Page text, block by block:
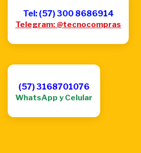
Tel: (57) 300 8686914
Telegram: @tecnocompras
(57) 3168701076
WhatsApp y Celular